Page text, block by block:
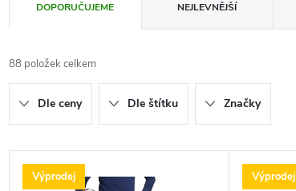
a
z
e
n
DOPORUČUJEME NEJLEVNĚJŠÍ
88 položek celkem
Dle ceny Dle štítku Značky
VVýprodej Výprodej